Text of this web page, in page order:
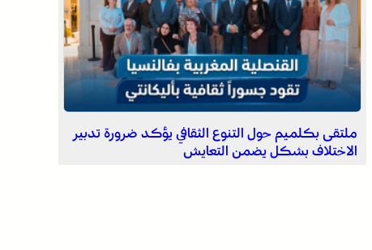
ملتقى بكلميم حول التنوع الثقافي يؤكد ضرورة تدبير
الاختلاف بشكل يضمن التعايش